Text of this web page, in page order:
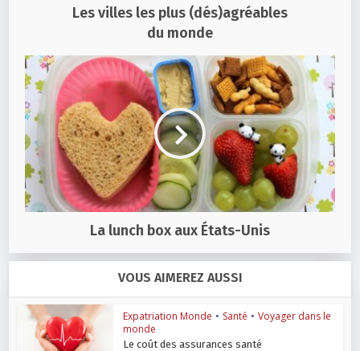
Les villes les plus (dés)agréables
du monde
La lunch box aux États-Unis
VOUS AIMEREZ AUSSI
Expatriation Monde • Santé • Voyager dans le
monde
Le coût des assurances santé